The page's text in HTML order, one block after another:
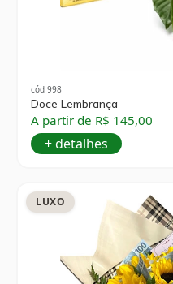
cód 998
Doce Lembrança
A partir de R$ 145,00
+ detalhes
LUXO